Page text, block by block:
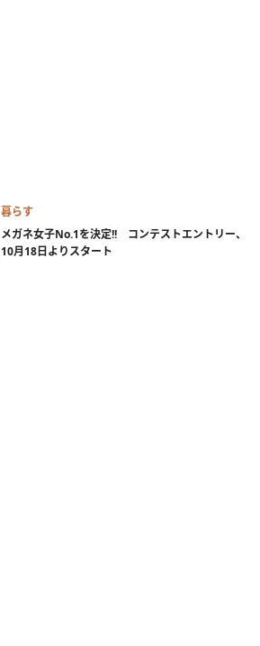
暮らす
メガネ女子No.1を決定!! コンテストエントリー、
10月18日よりスタート